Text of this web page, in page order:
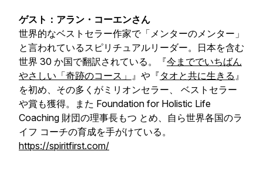
ゲスト：アラン・コーエンさん
世界的なベストセラー作家で「メンターのメンター」
と言われているスピリチュアルリーダー。日本を含む
世界 30 か国で翻訳されている。『今まででいちばん
やさしい「奇跡のコース」 』や『タオと共に生きる 』
を初め、その多くがミリオンセラー、 ベストセラー
や賞も獲得。また Foundation for Holistic Life
Coaching 財団の理事長もつ とめ、自ら世界各国のラ
イフ コーチの育成を手がけている。
https://spiritfirst.com/